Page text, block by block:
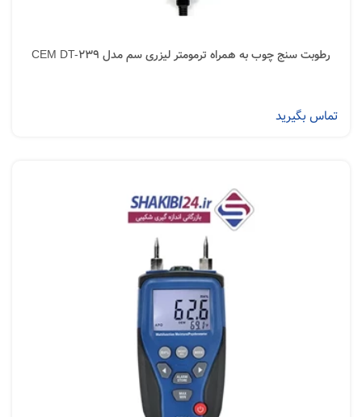
رطوبت سنج چوب به همراه ترمومتر لیزری سم مدل CEM DT-239
تماس بگیرید